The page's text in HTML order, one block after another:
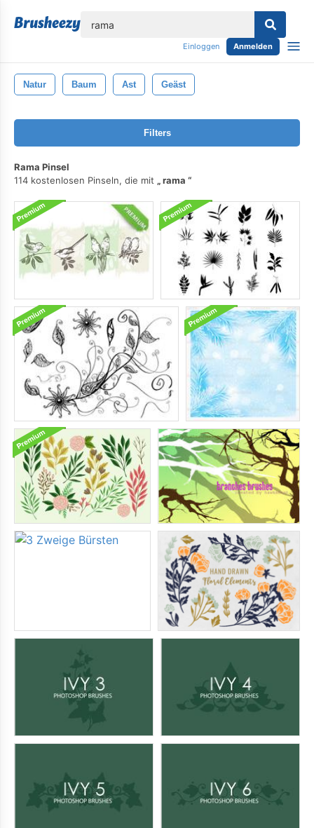
Einloggen Anmelden
Natur Baum Ast Geäst
Filters
Rama Pinsel
114 kostenlosen Pinseln, die mit
rama